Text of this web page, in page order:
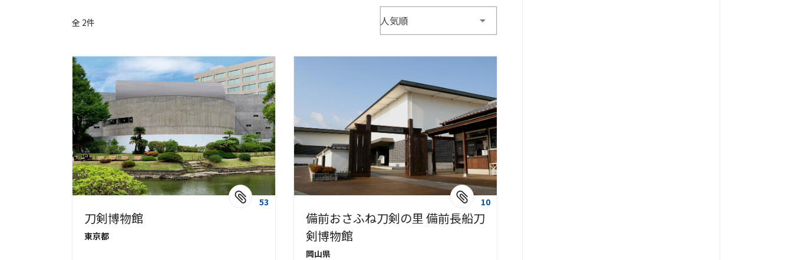
全 2件 人気順
53
刀剣博物館
東京都
10
備前おさふね刀剣の里 備前長船刀
剣博物館
岡山県